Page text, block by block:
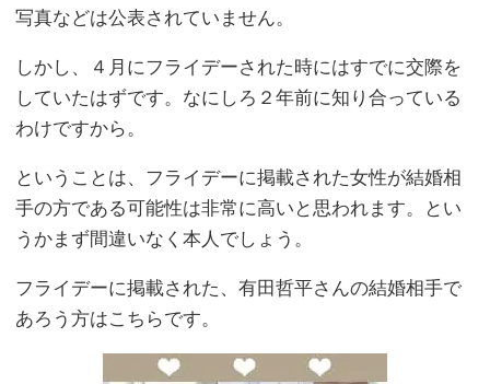
写真などは公表されていません。
しかし、４月にフライデーされた時にはすでに交際を
していたはずです。なにしろ２年前に知り合っている
わけですから。
ということは、フライデーに掲載された女性が結婚相
手の方である可能性は非常に高いと思われます。とい
うかまず間違いなく本人でしょう。
フライデーに掲載された、有田哲平さんの結婚相手で
あろう方はこちらです。